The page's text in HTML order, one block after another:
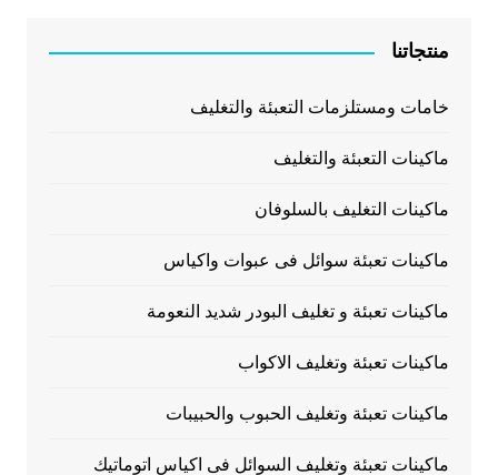
منتجاتنا
خامات ومستلزمات التعبئة والتغليف
ماكينات التعبئة والتغليف
ماكينات التغليف بالسلوفان
ماكينات تعبئة سوائل فى عبوات واكياس
ماكينات تعبئة و تغليف البودر شديد النعومة
ماكينات تعبئة وتغليف الاكواب
ماكينات تعبئة وتغليف الحبوب والحبيبات
ماكينات تعبئة وتغليف السوائل فى اكياس اتوماتيك